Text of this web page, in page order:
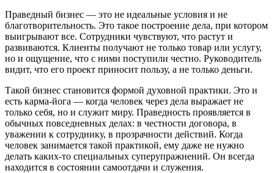
Праведный бизнес — это не идеальные условия и не
благотворительность. Это такое построение дела, при котором
выигрывают все. Сотрудники чувствуют, что растут и
развиваются. Клиенты получают не только товар или услугу,
но и ощущение, что с ними поступили честно. Руководитель
видит, что его проект приносит пользу, а не только деньги.
Такой бизнес становится формой духовной практики. Это и
есть карма-йога — когда человек через дела выражает не
только себя, но и служит миру. Праведность проявляется в
обычных повседневных делах: в честности договора, в
уважении к сотруднику, в прозрачности действий. Когда
человек занимается такой практикой, ему даже не нужно
делать каких-то специальных суперупражнений. Он всегда
находится в состоянии самоотдачи и служения.